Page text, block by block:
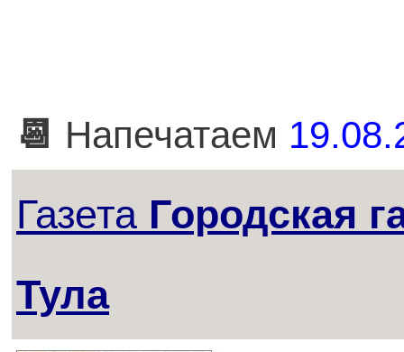
📆 Напечатаем
Газета Городская
Тула